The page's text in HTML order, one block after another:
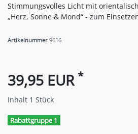
Stimmungsvolles Licht mit
„Herz, Sonne & Mond“ - zum
Artikelnummer 9616
39,95 EUR *
Inhalt 1 Stück
Rabattgruppe 1